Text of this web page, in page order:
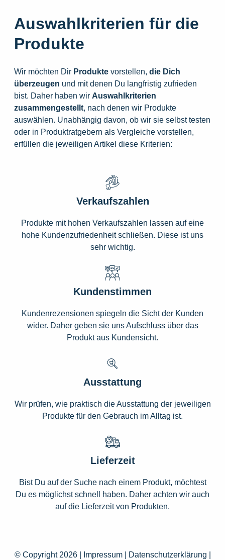
Auswahlkriterien für die
Produkte
Wir möchten Dir Produkte vorstellen, die Dich
überzeugen und mit denen Du langfristig zufrieden
bist. Daher haben wir Auswahlkriterien
zusammengestellt, nach denen wir Produkte
auswählen. Unabhängig davon, ob wir sie selbst testen
oder in Produktratgebern als Vergleiche vorstellen,
erfüllen die jeweiligen Artikel diese Kriterien:
Verkaufszahlen
Produkte mit hohen Verkaufszahlen lassen auf eine
hohe Kundenzufriedenheit schließen. Diese ist uns
sehr wichtig.
Kundenstimmen
Kundenrezensionen spiegeln die Sicht der Kunden
wider. Daher geben sie uns Aufschluss über das
Produkt aus Kundensicht.
Ausstattung
Wir prüfen, wie praktisch die Ausstattung der jeweiligen
Produkte für den Gebrauch im Alltag ist.
Lieferzeit
Bist Du auf der Suche nach einem Produkt, möchtest
Du es möglichst schnell haben. Daher achten wir auch
auf die Lieferzeit von Produkten.
© Copyright 2026 | Impressum| Datenschutzerklärung